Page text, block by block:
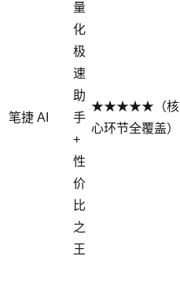
笔捷 AI
量
化
极
速
助
手
+
性
价
比
之
王
★★★★★（核
心环节全覆盖）